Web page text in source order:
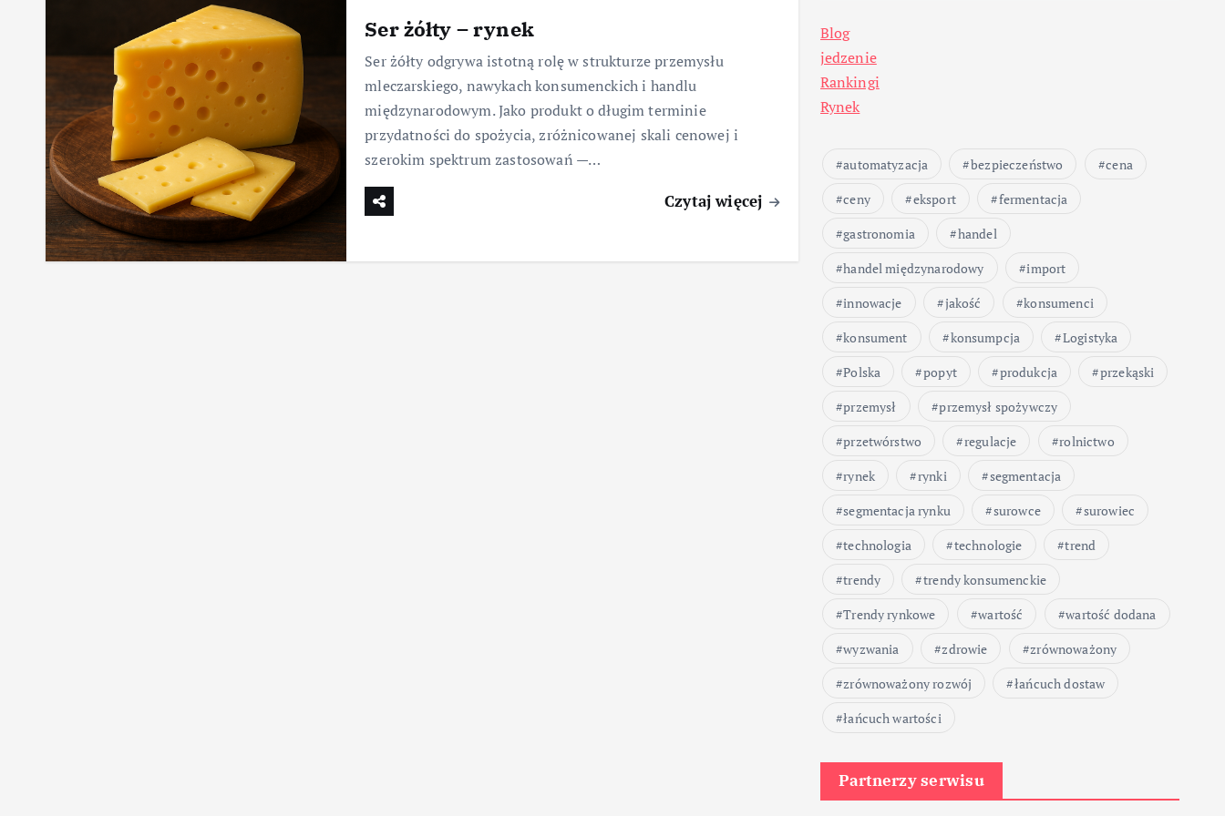
Ser żółty – rynek
Ser żółty odgrywa istotną rolę w strukturze przemysłu
mleczarskiego, nawykach konsumenckich i handlu
międzynarodowym. Jako produkt o długim terminie
przydatności do spożycia, zróżnicowanej skali cenowej i
szerokim spektrum zastosowań —…
Czytaj więcej
Blog
jedzenie
Rankingi
Rynek
automatyzacja bezpieczeństwo
cena
ceny
eksport
fermentacja
gastronomia
handel
handel międzynarodowy
import
innowacje
jakość
konsumenci
konsument
konsumpcja
Logistyka
Polska
popyt produkcja
przekąski
przemysł
przemysł spożywczy
przetwórstwo
regulacje
rolnictwo
rynek
rynki
segmentacja
segmentacja rynku
surowce
surowiec
technologia
technologie
trend
trendy
trendy konsumenckie
Trendy rynkowe
wartość
wartość dodana
wyzwania
zdrowie
zrównoważony
zrównoważony rozwój
łańcuch dostaw
łańcuch wartości
Partnerzy serwisu